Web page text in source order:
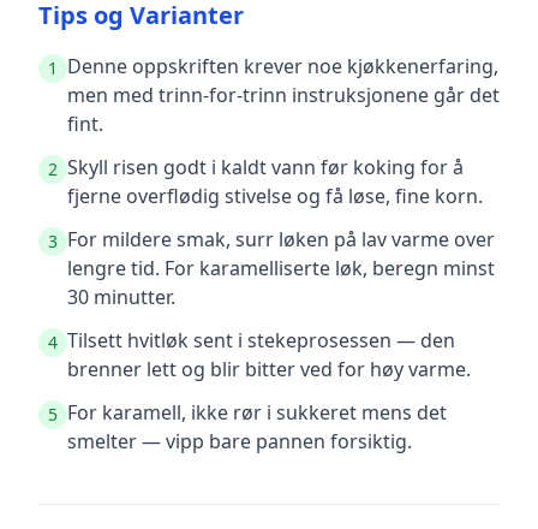
Tips og Varianter
1
Denne oppskriften krever noe kjøkkenerfaring,
men med trinn-for-trinn instruksjonene går det
fint.
2 Skyll risen godt i kaldt vann før koking for å
fjerne overflødig stivelse og få løse, fine korn.
3 For mildere smak, surr løken på lav varme over
lengre tid. For karamelliserte løk, beregn minst
30 minutter.
4 Tilsett hvitløk sent i stekeprosessen — den
brenner lett og blir bitter ved for høy varme.
5 For karamell, ikke rør i sukkeret mens det
smelter — vipp bare pannen forsiktig.